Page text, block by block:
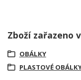
Zboží zařazeno
OBÁLKY
PLASTOVÉ